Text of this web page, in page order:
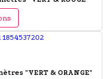
"VERT & ORANGE"